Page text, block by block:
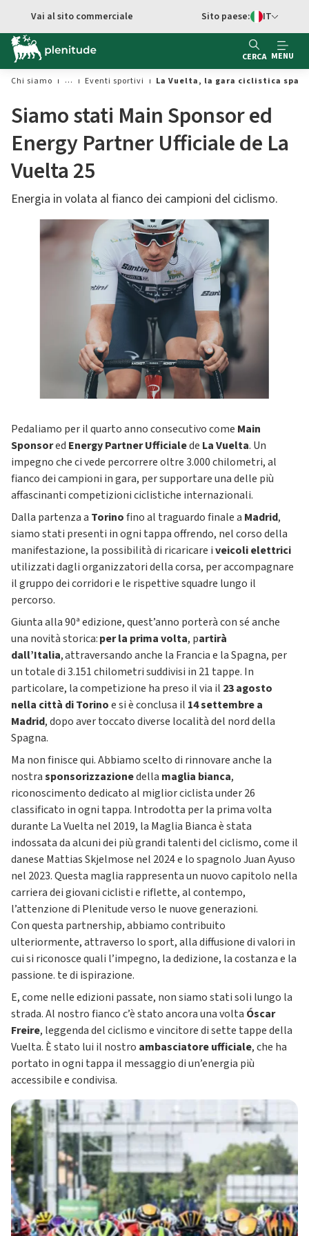
Vai al contenuto principale
Vai al sito commerciale
Switch di
Sito paese: IT
CERCA MENU
Chi siamo Eventi sportivi La Vuelta, la gara ciclistica
Siamo stati Main Sponsor ed
Energy Partner Ufficiale de La
Vuelta 25
Energia in volata al fianco dei campioni del ciclismo.
Pedaliamo per il quarto anno consecutivo come Main
Sponsored Energy Partner Ufficialede La Vuelta. Un
impegno che ci vede percorrere oltre 3.000 chilometri, al
fianco dei campioni in gara, per supportare una delle più
affascinanti competizioni ciclistiche internazionali.
Dalla partenza a Torinofino al traguardo finale a Madrid,
siamo stati presenti in ogni tappa offrendo, nel corso della
manifestazione, la possibilità di ricaricare iveicoli elettrici
utilizzati dagli organizzatori della corsa, per accompagnare
il gruppo dei corridori e le rispettive squadre lungo il
percorso.
Giunta alla 90ª edizione, quest’anno porterà con sé anche
una novità storica:per la prima volta, partirà
dall’Italia, attraversando anche la Francia e la Spagna, per
un totale di 3.151 chilometri suddivisi in 21 tappe. In
particolare, la competizione ha preso il via il 23 agosto
nella città di Torinoe si è conclusa il 14 settembre a
Madrid, dopo aver toccato diverse località del nord della
Spagna.
Ma non finisce qui. Abbiamo scelto di rinnovare anche la
nostrasponsorizzazionedella maglia bianca,
riconoscimento dedicato al miglior ciclista under 26
classificato in ogni tappa. Introdotta per la prima volta
durante La Vuelta nel 2019, la Maglia Bianca è stata
indossata da alcuni dei più grandi talenti del ciclismo, come il
danese Mattias Skjelmose nel 2024 e lo spagnolo Juan Ayuso
nel 2023. Questa maglia rappresenta un nuovo capitolo nella
carriera dei giovani ciclisti e riflette, al contempo,
l’attenzione di Plenitude verso le nuove generazioni.
Con questa partnership, abbiamo contribuito
ulteriormente, attraverso lo sport, alla diffusione di valori in
cui si riconosce quali l’impegno, la dedizione, la costanza e la
passione. te di ispirazione.
E, come nelle edizioni passate, non siamo stati soli lungo la
strada. Al nostro fianco c’è stato ancora una volta Óscar
Freire, leggenda del ciclismo e vincitore di sette tappe della
Vuelta. È stato lui il nostro ambasciatore ufficiale, che ha
portato in ogni tappa il messaggio di un’energia più
accessibile e condivisa.